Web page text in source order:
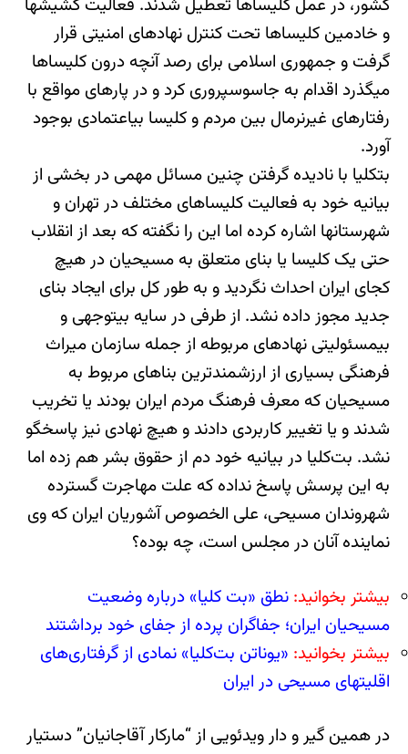
کشور، در عمل کلیساها تعطیل شدند. فعالیت کشیش‎ها
و خادمین کلیساها تحت کنترل نهادهای امنیتی قرار
گرفت و جمهوری اسلامی برای رصد آنچه درون کلیساها
می‎گذرد اقدام به جاسوس‎پروری کرد و در پاره‎ای مواقع با
رفتارهای غیرنرمال بین مردم و کلیسا بی‎اعتمادی بوجود
آورد.
بت‎کلیا با نادیده گرفتن چنین مسائل مهمی در بخشی از
بیانیه خود به فعالیت کلیساهای مختلف در تهران و
شهرستان‎ها اشاره کرده اما این را نگفته که بعد از انقلاب
حتی یک کلیسا یا بنای متعلق به مسیحیان در هیچ
کجای ایران احداث نگردید و به طور کل برای ایجاد بنای
جدید مجوز داده نشد. از طرفی در سایه بی‎توجهی و
بی‎مسئولیتی نهادهای مربوطه از جمله سازمان میراث
فرهنگی بسیاری از ارزشمندترین بناهای مربوط به
مسیحیان که معرف فرهنگ مردم ایران بودند یا تخریب
شدند و یا تغییر کاربردی دادند و هیچ نهادی نیز پاسخگو
نشد. بت‌کلیا در بیانیه خود دم از حقوق بشر هم زده اما
به این پرسش پاسخ نداده که علت مهاجرت گسترده
شهروندان مسیحی، علی الخصوص آشوریان ایران که وی
نماینده آنان در مجلس است، چه بوده؟
بیشتر بخوانید: نطق «بت کلیا» درباره وضعیت
مسیحیان ایران؛ جفاگران پرده از جفای خود برداشتند
بیشتر بخوانید: «یوناتن بت‌کلیا» نمادی از گرفتاری‌های‌
اقلیت‎های مسیحی در ایران
در همین گیر و دار ویدئویی از “مارکار آقاجانیان” دستیار